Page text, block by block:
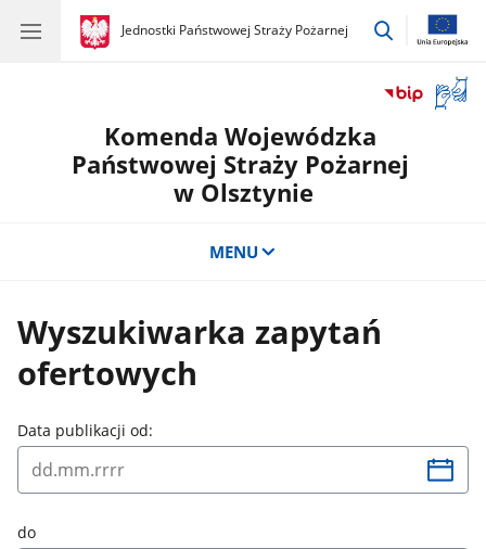
gov.pl
Jednostki Państwowej Straży Pożarnej
gov.pl
Jednostki
przejdź
okno
Komenda Wojewódzka
Państwowej Straży Pożarnej
w Olsztynie
MENU
Wyszukiwarka zapytań
ofertowych
Data publikacji od:
do